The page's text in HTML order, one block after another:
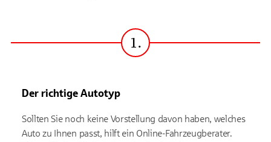
Schritt
1.
Der richtige Autotyp
Sollten Sie noch keine Vorstellung davon haben, welches
Auto zu Ihnen passt, hilft ein Online-Fahrzeugberater.